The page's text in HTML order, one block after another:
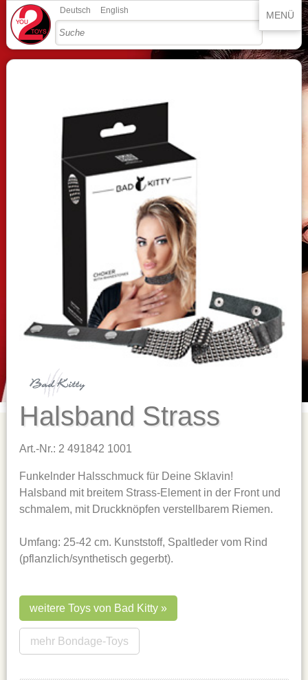
Deutsch English
Halsband Strass
Art.-Nr.: 2 491842 1001
Funkelnder Halsschmuck für Deine Sklavin!
Halsband mit breitem Strass-Element in der Front und
schmalem, mit Druckknöpfen verstellbarem Riemen.
Umfang: 25-42 cm. Kunststoff, Spaltleder vom Rind
(pflanzlich/synthetisch gegerbt).
weitere Toys von Bad Kitty
mehr Bondage-Toys
MENÜ